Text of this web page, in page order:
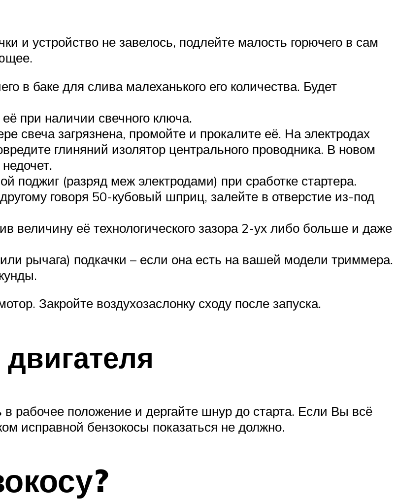
и устройство не завелось, подлейте малость горючего в сам
в баке для слива малеханького его количества. Будет
при наличии свечного ключа.
свеча загрязнена, промойте и прокалите её. На электродах
глиняний изолятор центрального проводника. В новом
поджиг (разряд меж электродами) при сработке стартера.
говоря 50-кубовый шприц, залейте в отверстие из-под
величину её технологического зазора 2-ух либо больше и даже
рычага) подкачки – если она есть на вашей модели триммера.
Закройте воздухозаслонку сходу после запуска.
рабочее положение и дергайте шнур до старта. Если Вы всё
исправной бензокосы показаться не должно.